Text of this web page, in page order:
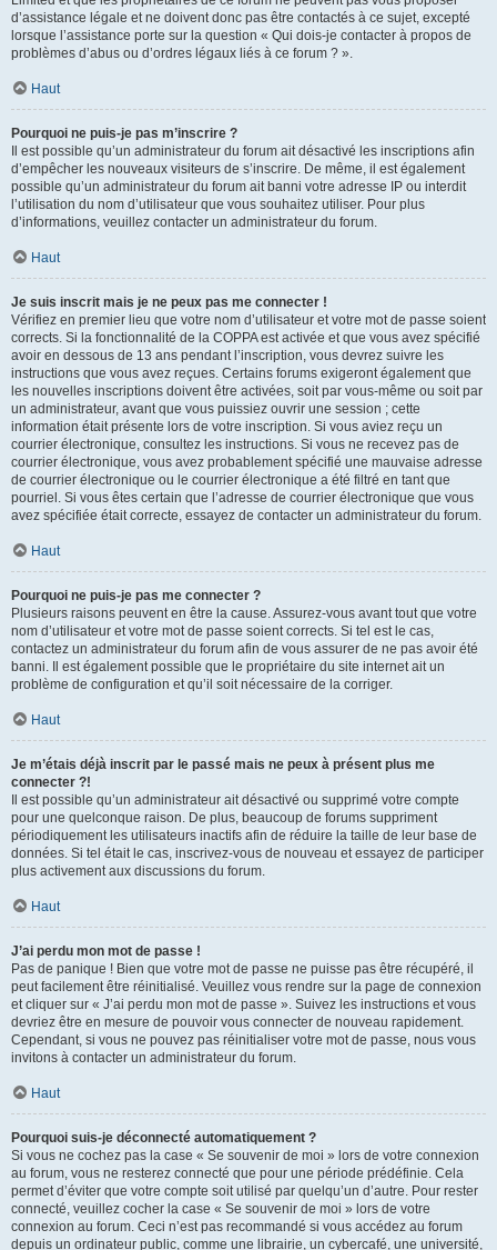
d’assistance légale et ne doivent donc pas être contactés à ce sujet, excepté
lorsque l’assistance porte sur la question « Qui dois-je contacter à propos de
problèmes d’abus ou d’ordres légaux liés à ce forum ? ».
Haut
Pourquoi ne puis-je pas m’inscrire ?
Il est possible qu’un administrateur du forum ait désactivé les inscriptions afin
d’empêcher les nouveaux visiteurs de s’inscrire. De même, il est également
possible qu’un administrateur du forum ait banni votre adresse IP ou interdit
l’utilisation du nom d’utilisateur que vous souhaitez utiliser. Pour plus
d’informations, veuillez contacter un administrateur du forum.
Haut
Je suis inscrit mais je ne peux pas me connecter !
Vérifiez en premier lieu que votre nom d’utilisateur et votre mot de passe soient
corrects. Si la fonctionnalité de la COPPA est activée et que vous avez spécifié
avoir en dessous de 13 ans pendant l’inscription, vous devrez suivre les
instructions que vous avez reçues. Certains forums exigeront également que
les nouvelles inscriptions doivent être activées, soit par vous-même ou soit par
un administrateur, avant que vous puissiez ouvrir une session ; cette
information était présente lors de votre inscription. Si vous aviez reçu un
courrier électronique, consultez les instructions. Si vous ne recevez pas de
courrier électronique, vous avez probablement spécifié une mauvaise adresse
de courrier électronique ou le courrier électronique a été filtré en tant que
pourriel. Si vous êtes certain que l’adresse de courrier électronique que vous
avez spécifiée était correcte, essayez de contacter un administrateur du forum.
Haut
Pourquoi ne puis-je pas me connecter ?
Plusieurs raisons peuvent en être la cause. Assurez-vous avant tout que votre
nom d’utilisateur et votre mot de passe soient corrects. Si tel est le cas,
contactez un administrateur du forum afin de vous assurer de ne pas avoir été
banni. Il est également possible que le propriétaire du site internet ait un
problème de configuration et qu’il soit nécessaire de la corriger.
Haut
Je m’étais déjà inscrit par le passé mais ne peux à présent plus me
connecter ?!
Il est possible qu’un administrateur ait désactivé ou supprimé votre compte
pour une quelconque raison. De plus, beaucoup de forums suppriment
périodiquement les utilisateurs inactifs afin de réduire la taille de leur base de
données. Si tel était le cas, inscrivez-vous de nouveau et essayez de participer
plus activement aux discussions du forum.
Haut
J’ai perdu mon mot de passe !
Pas de panique ! Bien que votre mot de passe ne puisse pas être récupéré, il
peut facilement être réinitialisé. Veuillez vous rendre sur la page de connexion
et cliquer sur « J’ai perdu mon mot de passe ». Suivez les instructions et vous
devriez être en mesure de pouvoir vous connecter de nouveau rapidement.
Cependant, si vous ne pouvez pas réinitialiser votre mot de passe, nous vous
invitons à contacter un administrateur du forum.
Haut
Pourquoi suis-je déconnecté automatiquement ?
Si vous ne cochez pas la case « Se souvenir de moi » lors de votre connexion
au forum, vous ne resterez connecté que pour une période prédéfinie. Cela
permet d’éviter que votre compte soit utilisé par quelqu’un d’autre. Pour rester
connecté, veuillez cocher la case « Se souvenir de moi » lors de votre
connexion au forum. Ceci n’est pas recommandé si vous accédez au forum
depuis un ordinateur public, comme une librairie, un cybercafé, une université,